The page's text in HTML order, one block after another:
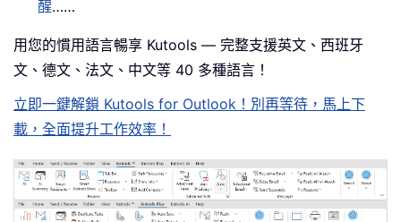
醒……
用您的慣用語言暢享 Kutools — 完整支援英文、西班牙
文、德文、法文、中文等 40 多種語言！
立即一鍵解鎖 Kutools for Outlook！別再等待，馬上下
載，全面提升工作效率！